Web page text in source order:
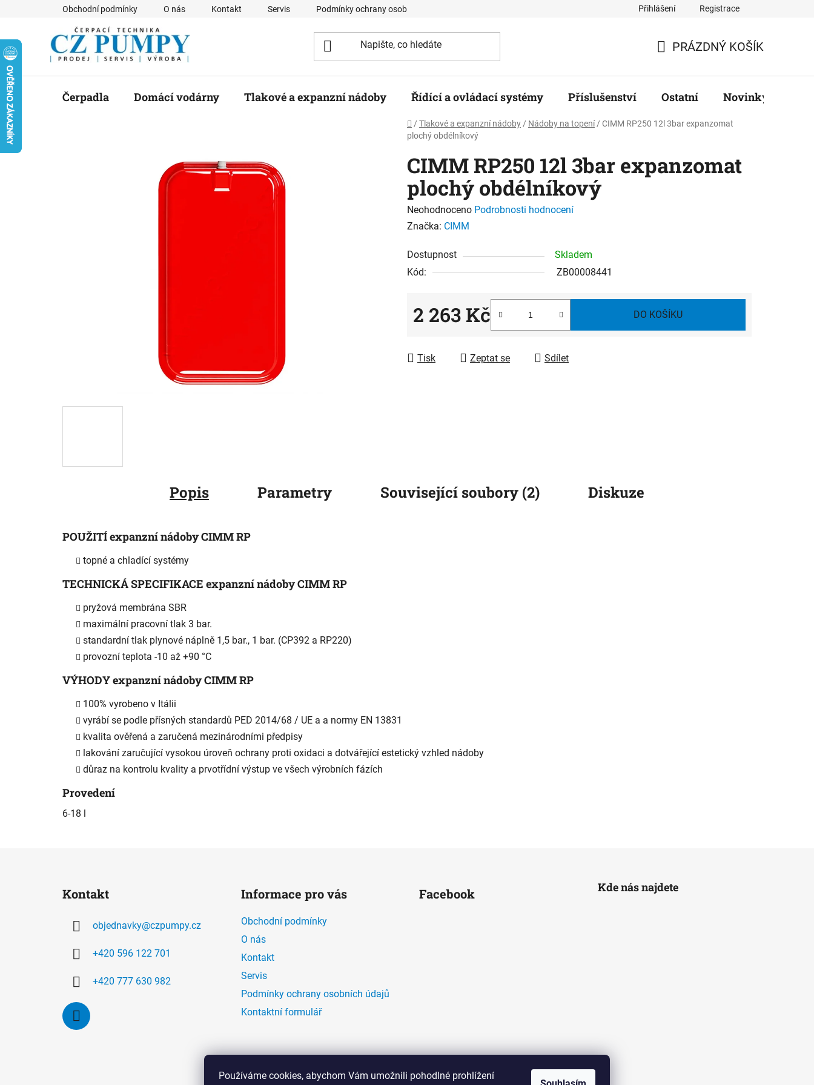
Používáme cookies, abychom Vám umožnili pohodlné prohlížení
Obchodní podmínky O nás Kontakt Servis Podmínky ochrany osobních údajů Přihlášení Registrace
KOŠÍK
PRÁZDNÝ KOŠÍK
Čerpadla Domácí vodárny Tlakové a expanzní nádoby Řídící a ovládací systémy Příslušenství Ostatní Novinky
Domů
/ Tlakové a expanzní nádoby / Nádoby na topení / CIMM RP250 12l 3bar expanzomat
plochý obdélníkový
CIMM RP250 12l 3bar expanzomat
plochý obdélníkový
Průměrné
hodnocení
je
0,0
hvězdiček.
Neohodnoceno Podrobnosti hodnocení
Značka: CIMM
Dostupnost
Skladem
Kód:
ZB00008441
2 263 Kč DO KOŠÍKU
Tisk Zeptat se Sdílet
Popis Parametry Související soubory (2) Diskuze
POUŽITÍ expanzní nádoby CIMM RP
topné a chladící systémy
TECHNICKÁ SPECIFIKACE expanzní nádoby CIMM RP
pryžová membrána SBR
maximální pracovní tlak 3 bar.
standardní tlak plynové náplně 1,5 bar., 1 bar. (CP392 a RP220)
provozní teplota -10 až +90 °C
VÝHODY expanzní nádoby CIMM RP
100% vyrobeno v Itálii
vyrábí se podle přísných standardů PED 2014/68 / UE a a normy EN 13831
kvalita ověřená a zaručená mezinárodními předpisy
lakování zaručující vysokou úroveň ochrany proti oxidaci a dotvářející estetický vzhled nádoby
důraz na kontrolu kvality a prvotřídní výstup ve všech výrobních fázích
Provedení
6-18 l
Kontakt
objednavky@czpumpy.cz
+420 596 122 701
+420 777 630 982
Informace pro vás
Obchodní podmínky
O nás
Kontakt
Servis
Podmínky ochrany osobních údajů
Kontaktní formulář
Facebook Kde nás najdete